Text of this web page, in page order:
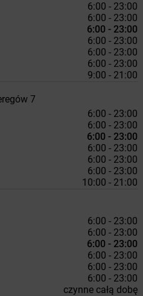
6:00 - 23:00
6:00 - 23:00
6:00 - 23:00
6:00 - 23:00
6:00 - 23:00
6:00 - 23:00
9:00 - 21:00
7
6:00 - 23:00
6:00 - 23:00
6:00 - 23:00
6:00 - 23:00
6:00 - 23:00
6:00 - 23:00
10:00 - 21:00
6:00 - 23:00
6:00 - 23:00
6:00 - 23:00
6:00 - 23:00
6:00 - 23:00
6:00 - 23:00
czynne całą dobę